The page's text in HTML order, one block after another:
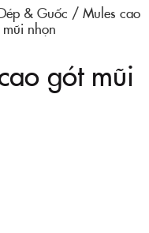
& Guốc
Mules cao
nhọn
gót mũi